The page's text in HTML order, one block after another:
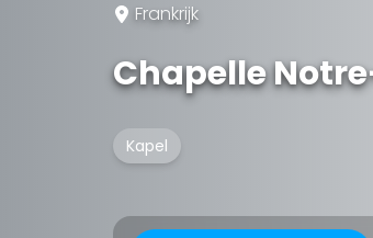
Frankrijk
Chapelle
Kapel